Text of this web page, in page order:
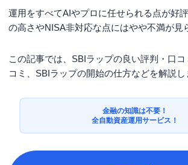
運用をすべてAIやプロに任せられる点が好
の高さやNISA非対応な点にはやや不満が見
この記事では、SBIラップの良い評判・口
コミ、SBIラップの開始の仕方などを解説し
金融の知識は不要！
全自動資産運用サービス！